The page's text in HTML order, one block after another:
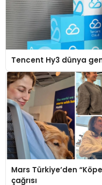
Tencent Hy3 dünya
Mars Türkiye’den
çağrısı